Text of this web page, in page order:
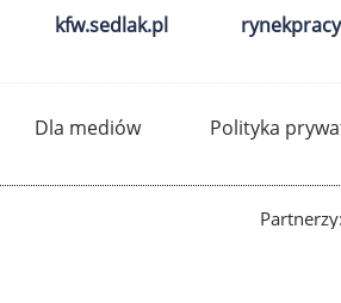
kfw.sedlak.pl
Dla mediów Polityka
Partnerzy: